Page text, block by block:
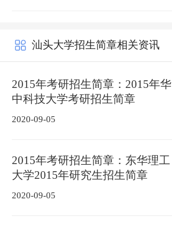
汕头大学招生简章相关资讯
2015年考研招生简章：2015年华
中科技大学考研招生简章
2020-09-05
2015年考研招生简章：东华理工
大学2015年研究生招生简章
2020-09-05